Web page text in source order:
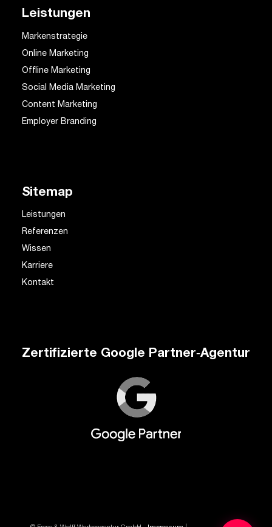
Leistungen
Markenstrategie
Online Marketing
Offline Marketing
Social Media Marketing
Content Marketing
Employer Branding
Sitemap
Leistungen
Referenzen
Wissen
Karriere
Kontakt
Zertifizierte Google Partner‑Agentur